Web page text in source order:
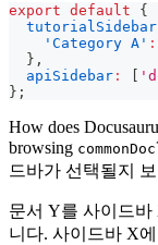
export default
{
tutorialSidebar
'Category A' :
} ,
apiSidebar :
} ;
How does
browsing commonDoc
드바가 선택될지
문서 Y를 사이드
니다. 사이드바 X